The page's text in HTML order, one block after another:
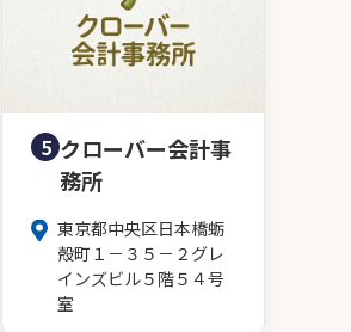
5 クローバー会計事
務所
東京都中央区日本橋蛎
殻町１－３５－２グレ
インズビル５階５４号
室